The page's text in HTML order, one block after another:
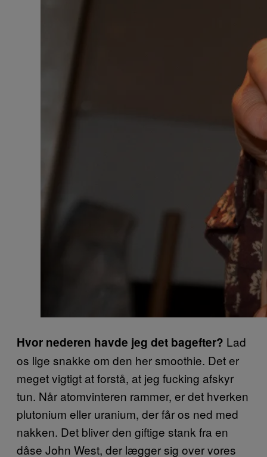
Hvor nederen havde jeg det bagefter? Lad
os lige snakke om den her smoothie. Det er
meget vigtigt at forstå, at jeg fucking afskyr
tun. Når atomvinteren rammer, er det hverken
plutonium eller uranium, der får os ned med
nakken. Det bliver den giftige stank fra en
dåse John West, der lægger sig over vores